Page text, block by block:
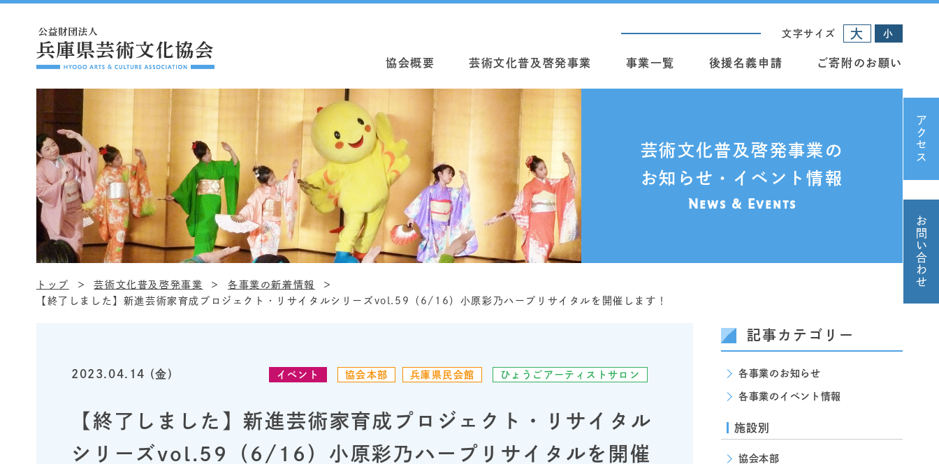
文字サイズ 大 小
協会概要 芸術文化普及啓発事業 事業一覧 後援名義申請 ご寄附のお願い
アクセス
お問い合わせ
芸術文化普及啓発事業の
お知らせ・イベント情報
News & Events
トップ 芸術文化普及啓発事業
各事業の新着情報
【終了しました】新進芸術家育成プロジェクト・リサイタルシリーズvol.59（6/16）小原彩乃ハープリサイタルを開催します！
2023.04.14 (金) イベント 協会本部 兵庫県民会館 ひょうごアーティストサロン
【終了しました】新進芸術家育成プロジェクト・リサイタル
シリーズvol.59（6/16）小原彩乃ハープリサイタルを開催
記事カテゴリー
各事業のお知らせ
各事業のイベント情報
施設別
協会本部